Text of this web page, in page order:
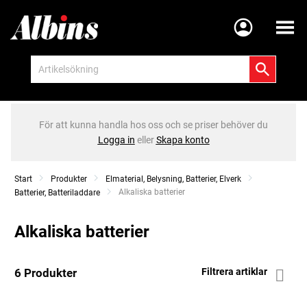
Meny
För att kunna handla hos oss och se priser behöver du
Logga in ellerSkapa konto
Start Produkter
Elmaterial, Belysning, Batterier, Elverk
Batterier, Batteriladdare
Current:
Alkaliska batterier
Alkaliska batterier
6 Produkter Filtrera artiklar